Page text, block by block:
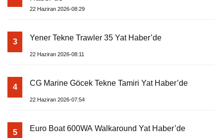
22 Haziran 2026-08:29
3 Yener Tekne Trawler 35 Yat Haber’de
22 Haziran 2026-08:11
4 CG Marine Göcek Tekne Tamiri Yat Haber’de
22 Haziran 2026-07:54
5 Euro Boat 600WA Walkaround Yat Haber’de